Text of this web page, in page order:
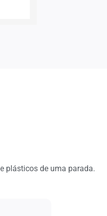
plásticos de uma parada.